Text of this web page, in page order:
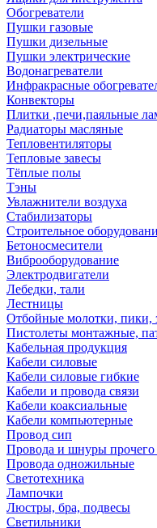
Обогреватели
Пушки газовые
Пушки дизельные
Пушки электрические
Водонагреватели
Инфракрасные
Конвекторы
Плитки ,печи,паяльные
Радиаторы масляные
Тепловентиляторы
Тепловые завесы
Тёплые полы
Тэны
Увлажнители воздуха
Стабилизаторы
Строительное
Бетоносмесители
Виброоборудование
Электродвигатели
Лебедки, тали
Лестницы
Отбойные молотки, пики,
Пистолеты монтажные,
Кабельная продукция
Кабели силовые
Кабели силовые гибкие
Кабели и провода связи
Кабели коаксиальные
Кабели компьютерные
Провод сип
Провода и шнуры прочего
Провода одножильные
Светотехника
Лампочки
Люстры, бра, подвесы
Светильники